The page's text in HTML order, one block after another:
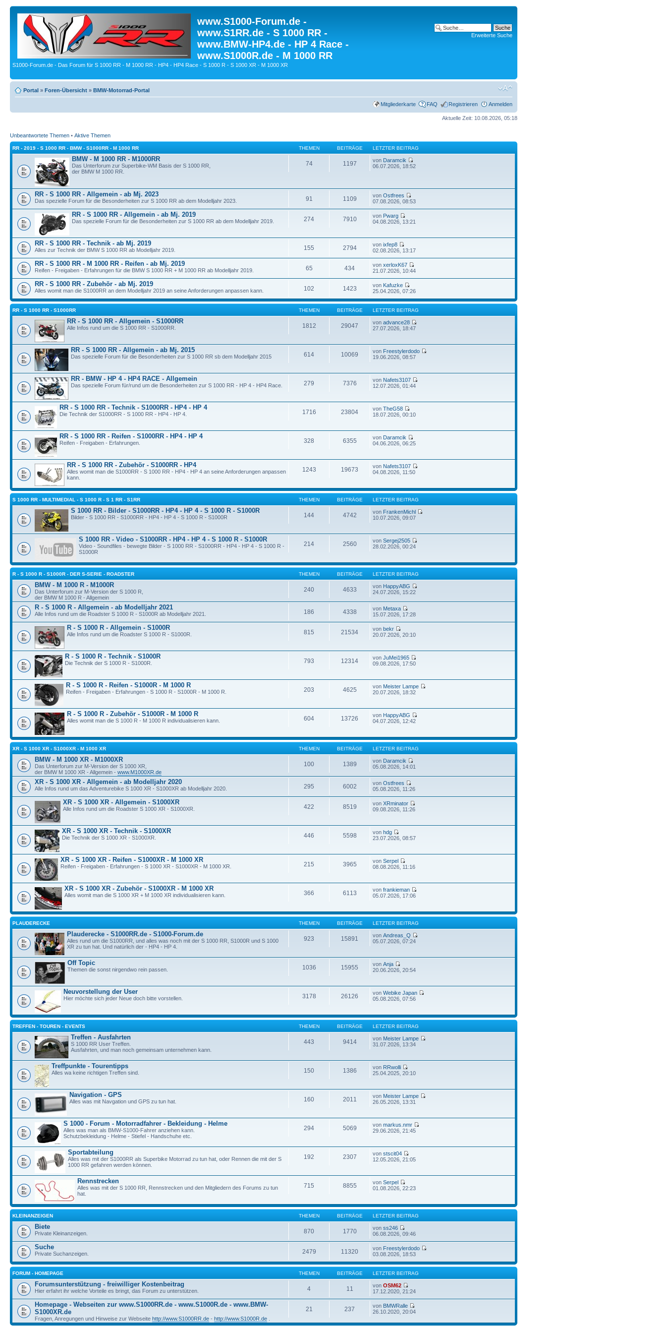
www.S1000-Forum.de -
www.S1RR.de - S 1000 RR -
www.BMW-HP4.de - HP 4 Race -
www.S1000R.de - M 1000 RR
S1000-Forum.de - Das Forum für S 1000 RR - M 1000 RR - HP4 - HP4 Race - S 1000 R - S 1000 XR - M 1000 XR
Erweiterte Suche
Portal » Foren-Übersicht » BMW-Motorrad-Portal
Mitgliederkarte FAQ Registrieren Anmelden
Aktuelle Zeit: 10.08.2026, 05:18
Unbeantwortete Themen • Aktive Themen
RR - 2019 - S 1000 RR - BMW - S1000RR - M 1000 RR THEMEN BEITRÄGE LETZTER BEITRAG
BMW - M 1000 RR - M1000RR
Das Unterforum zur Superbike-WM Basis der S 1000 RR,
der BMW M 1000 RR.
74 1197 von Daramcik
06.07.2026, 18:52
RR - S 1000 RR - Allgemein - ab Mj. 2023
Das spezielle Forum für die Besonderheiten zur S 1000 RR ab dem Modelljahr 2023. 91 1109 vonOstfrees
07.08.2026, 08:53
RR - S 1000 RR - Allgemein - ab Mj. 2019
Das spezielle Forum für die Besonderheiten zur S 1000 RR ab dem Modelljahr 2019. 274 7910 von Pwarg
04.08.2026, 13:21
RR - S 1000 RR - Technik - ab Mj. 2019
Alles zur Technik der BMW S 1000 RR ab Modelljahr 2019. 155 2794 vonixfep8
02.08.2026, 13:17
RR - S 1000 RR - M 1000 RR - Reifen - ab Mj. 2019
Reifen - Freigaben - Erfahrungen für die BMW S 1000 RR + M 1000 RR ab Modelljahr 2019. 65 434 vonxerloxK67
21.07.2026, 10:44
RR - S 1000 RR - Zubehör - ab Mj. 2019
Alles womit man die S1000RR an dem Modelljahr 2019 an seine Anforderungen anpassen kann. 102 1423 von Kafuzke
25.04.2026, 07:26
RR - S 1000 RR - S1000RR THEMEN BEITRÄGE LETZTER BEITRAG
RR - S 1000 RR - Allgemein - S1000RR
Alle Infos rund um die S 1000 RR - S1000RR. 1812 29047 vonadvance28
27.07.2026, 18:47
RR - S 1000 RR - Allgemein - ab Mj. 2015
Das spezielle Forum für die Besonderheiten zur S 1000 RR sb dem Modelljahr 2015 614 10069 von Freestylerdodo
19.06.2026, 08:57
RR - BMW - HP 4 - HP4 RACE - Allgemein
Das spezielle Forum für/rund um die Besonderheiten zur S 1000 RR - HP 4 - HP4 Race. 279 7376 von Nafets3107
12.07.2026, 01:44
RR - S 1000 RR - Technik - S1000RR - HP4 - HP 4
Die Technik der S1000RR - S 1000 RR - HP4 - HP 4. 1716 23804 vonTheG58
18.07.2026, 00:10
RR - S 1000 RR - Reifen - S1000RR - HP4 - HP 4
Reifen - Freigaben - Erfahrungen. 328 6355 von Daramcik
04.06.2026, 06:25
RR - S 1000 RR - Zubehör - S1000RR - HP4
Alles womit man die S1000RR - S 1000 RR - HP4 - HP 4 an seine Anforderungen anpassen
kann.
1243 19673 von Nafets3107
04.08.2026, 11:50
S 1000 RR - MULTIMEDIAL - S 1000 R - S 1 RR - S1RR THEMEN BEITRÄGE LETZTER BEITRAG
S 1000 RR - Bilder - S1000RR - HP4 - HP 4 - S 1000 R - S1000R
Bilder - S 1000 RR - S1000RR - HP4 - HP 4 - S 1000 R - S1000R 144 4742 von FrankenMichl
10.07.2026, 09:07
S 1000 RR - Video - S1000RR - HP4 - HP 4 - S 1000 R - S1000R
Video - Soundfiles - bewegte Bilder - S 1000 RR - S1000RR - HP4 - HP 4 - S 1000 R -
S1000R
214 2560 vonSergej2505
28.02.2026, 00:24
R - S 1000 R - S1000R - DER S-SERIE - ROADSTER THEMEN BEITRÄGE LETZTER BEITRAG
BMW - M 1000 R - M1000R
Das Unterforum zur M-Version der S 1000 R,
der BMW M 1000 R - Allgemein
240 4633 von HappyABG
24.07.2026, 15:22
R - S 1000 R - Allgemein - ab Modelljahr 2021
Alle Infos rund um die Roadster S 1000 R - S1000R ab Modelljahr 2021. 186 4338 von Metaxa
15.07.2026, 17:28
R - S 1000 R - Allgemein - S1000R
Alle Infos rund um die Roadster S 1000 R - S1000R. 815 21534 vonbekr
20.07.2026, 20:10
R - S 1000 R - Technik - S1000R
Die Technik der S 1000 R - S1000R. 793 12314 vonJuMei1965
09.08.2026, 17:50
R - S 1000 R - Reifen - S1000R - M 1000 R
Reifen - Freigaben - Erfahrungen - S 1000 R - S1000R - M 1000 R. 203 4625 von Meister Lampe
20.07.2026, 18:32
R - S 1000 R - Zubehör - S1000R - M 1000 R
Alles womit man die S 1000 R - M 1000 R individualisieren kann. 604 13726 von HappyABG
04.07.2026, 12:42
XR - S 1000 XR - S1000XR - M 1000 XR THEMEN BEITRÄGE LETZTER BEITRAG
BMW - M 1000 XR - M1000XR
Das Unterforum zur M-Version der S 1000 XR,
der BMW M 1000 XR - Allgemein - www.M1000XR.de
100 1389 von Daramcik
05.08.2026, 14:01
XR - S 1000 XR - Allgemein - ab Modelljahr 2020
Alle Infos rund um das Adventurebike S 1000 XR - S1000XR ab Modelljahr 2020. 295 6002 vonOstfrees
05.08.2026, 11:26
XR - S 1000 XR - Allgemein - S1000XR
Alle Infos rund um die Roadster S 1000 XR - S1000XR. 422 8519 vonXRminator
09.08.2026, 11:26
XR - S 1000 XR - Technik - S1000XR
Die Technik der S 1000 XR - S1000XR. 446 5598 vonhdg
23.07.2026, 08:57
XR - S 1000 XR - Reifen - S1000XR - M 1000 XR
Reifen - Freigaben - Erfahrungen - S 1000 XR - S1000XR - M 1000 XR. 215 3965 vonSerpel
08.08.2026, 11:16
XR - S 1000 XR - Zubehör - S1000XR - M 1000 XR
Alles womit man die S 1000 XR + M 1000 XR individualisieren kann. 366 6113 vonfrankieman
05.07.2026, 17:06
PLAUDERECKE THEMEN BEITRÄGE LETZTER BEITRAG
Plauderecke - S1000RR.de - S1000-Forum.de
Alles rund um die S1000RR, und alles was noch mit der S 1000 RR, S1000R und S 1000
XR zu tun hat. Und natürlich der - HP4 - HP 4.
923 15891 vonAndreas_Q
05.07.2026, 07:24
Off Topic
Themen die sonst nirgendwo rein passen. 1036 15955 vonAnja
20.06.2026, 20:54
Neuvorstellung der User
Hier möchte sich jeder Neue doch bitte vorstellen. 3178 26126 vonWebike Japan
05.08.2026, 07:56
TREFFEN - TOUREN - EVENTS THEMEN BEITRÄGE LETZTER BEITRAG
Treffen - Ausfahrten
S 1000 RR User Treffen.
Ausfahrten, und man noch gemeinsam unternehmen kann.
443 9414 von Meister Lampe
31.07.2026, 13:34
Treffpunkte - Tourentipps
Alles wa keine richtigen Treffen sind. 150 1386 von RRwolli
25.04.2025, 20:10
Navigation - GPS
Alles was mit Navgation und GPS zu tun hat. 160 2011 von Meister Lampe
26.05.2026, 13:31
S 1000 - Forum - Motorradfahrer - Bekleidung - Helme
Alles was man als BMW-S1000-Fahrer anziehen kann.
Schutzbekleidung - Helme - Stiefel - Handschuhe etc.
294 5069 vonmarkus.nmr
29.06.2026, 21:45
Sportabteilung
Alles was mit der S1000RR als Superbike Motorrad zu tun hat, oder Rennen die mit der S
1000 RR gefahren werden können.
192 2307 vonstscit04
12.05.2026, 21:05
Rennstrecken
Alles was mit der S 1000 RR, Rennstrecken und den Mitgliedern des Forums zu tun
hat.
715 8855 vonSerpel
01.08.2026, 22:23
KLEINANZEIGEN THEMEN BEITRÄGE LETZTER BEITRAG
Biete
Private Kleinanzeigen. 870 1770 vonss246
06.08.2026, 09:46
Suche
Private Suchanzeigen. 2479 11320 von Freestylerdodo
03.08.2026, 18:53
FORUM - HOMEPAGE THEMEN BEITRÄGE LETZTER BEITRAG
Forumsunterstützung - freiwilliger Kostenbeitrag
Hier erfahrt ihr welche Vorteile es bringt, das Forum zu unterstützen. 4 11 vonOSM62
17.12.2020, 21:24
Homepage - Webseiten zur www.S1000RR.de - www.S1000R.de - www.BMW-
S1000XR.de
Fragen, Anregungen und Hinweise zur Webseite http://www.S1000RR.de - http://www.S1000R.de
21 237 von BMWRalle
26.10.2020, 20:04